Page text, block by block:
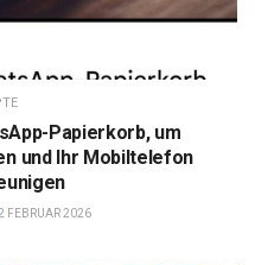
Papierkorb, um
und Ihr Mobiltelefon
FEBRUAR 2026